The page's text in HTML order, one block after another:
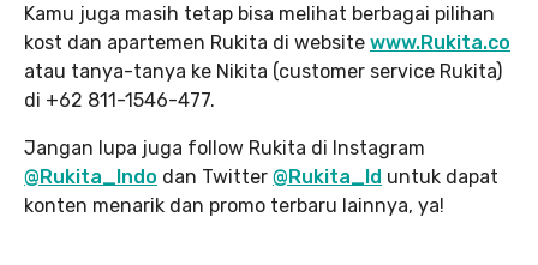
Kamu juga masih tetap bisa melihat berbagai pilihan
kost dan apartemen Rukita di website www.Rukita.co
atau tanya-tanya ke Nikita (customer service Rukita)
di +62 811-1546-477.
Jangan lupa juga follow Rukita di Instagram
@Rukita_Indo dan Twitter @Rukita_Id untuk dapat
konten menarik dan promo terbaru lainnya, ya!